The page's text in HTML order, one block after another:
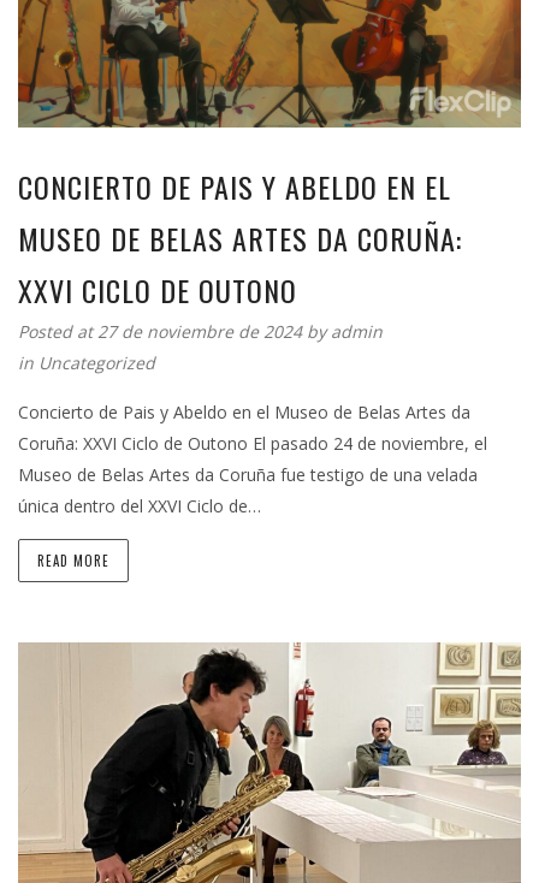
CONCIERTO DE PAIS Y ABELDO EN EL
MUSEO DE BELAS ARTES DA CORUÑA:
XXVI CICLO DE OUTONO
Posted at 27 de noviembre de 2024 byadmin
in Uncategorized
Concierto de Pais y Abeldo en el Museo de Belas Artes da
Coruña: XXVI Ciclo de Outono El pasado 24 de noviembre, el
Museo de Belas Artes da Coruña fue testigo de una velada
única dentro del XXVI Ciclo de…
READ MORE